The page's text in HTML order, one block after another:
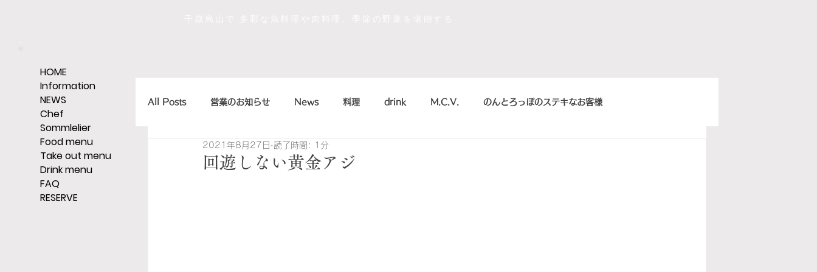
HOME
Information
NEWS
Chef
Sommlelier
Food menu
Take out menu
Drink menu
FAQ
RESERVE
All Posts 営業のお知らせ News 料理 drink M.C.V. のんとろっぽのステキなお客様
店主のひとくちエッセイ イベント
回遊しない黄金アジ
2021年8月27日 読了時間: 1分